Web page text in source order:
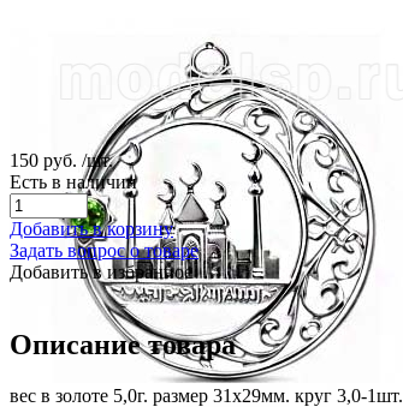
150 руб. /шт.
Есть в наличии
Добавить в корзину
Задать вопрос о товаре
Добавить в избранное
Описание товара
вес в золоте 5,0г. размер 31х29мм. круг 3,0-1шт.